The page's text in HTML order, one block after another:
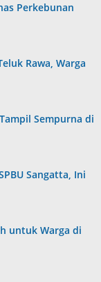
Perkebunan
Rawa, Warga
Sempurna di
Sangatta, Ini
untuk Warga di